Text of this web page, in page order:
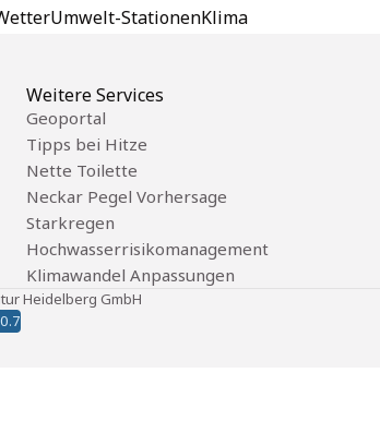
Umwelt-StationenKlima
Weitere Services
Geoportal
Tipps bei Hitze
Nette Toilette
Neckar Pegel Vorhersage
Starkregen
Hochwasserrisikomanagement
Klimawandel Anpassungen
Heidelberg GmbH